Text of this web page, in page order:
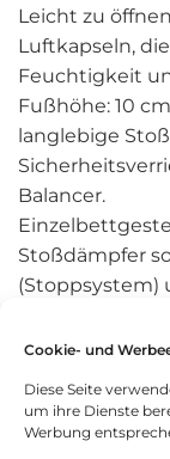
Cookie- und
Diese Seite
um ihre Dienste
Werbung
Leicht zu
Luftkapseln,
Feuchtigkeit
Fußhöhe: 10
langlebige
Balancer.
Stoßdämpfer
(Stoppsystem)
gereinigt
90 x 190
90 x 200